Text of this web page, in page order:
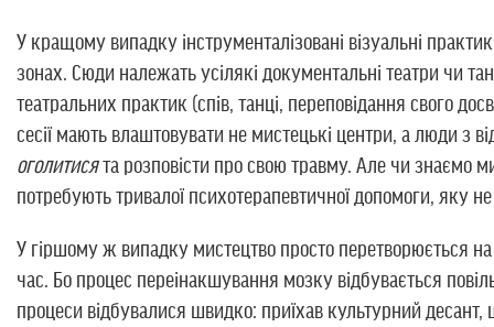
У кращому випадку інструменталізовані візуальні
зонах. Сюди належать усілякі документальні театри чи
театральних практик (спів, танці, переповідання свого
сесії мають влаштовувати не мистецькі центри, а люди з
оголитисята розповісти про свою травму. Але чи знаємо
потребують тривалої психотерапевтичної допомоги, яку
У гіршому ж випадку мистецтво просто перетворюється
час. Бо процес переінакшування мозку відбувається
процеси відбувалися швидко: приїхав культурний